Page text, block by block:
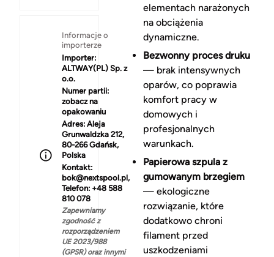
Informacje o
importerze
Importer:
ALTWAY(PL) Sp. z
o.o.
Numer partii:
zobacz na
opakowaniu
Adres: Aleja
Grunwaldzka 212,
80-266 Gdańsk,
Polska
Kontakt:
bok@nextspool.pl,
Telefon: +48 588
810 078
Zapewniamy
zgodność z
rozporządzeniem
UE 2023/988
(GPSR) oraz innymi
elementach narażonych
na obciążenia
dynamiczne.
Bezwonny proces druku
— brak intensywnych
oparów, co poprawia
komfort pracy w
domowych i
profesjonalnych
warunkach.
Papierowa szpula z
gumowanym brzegiem
— ekologiczne
rozwiązanie, które
dodatkowo chroni
filament przed
uszkodzeniami